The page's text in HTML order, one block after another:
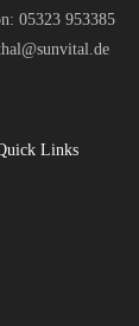
05323 953385
Links